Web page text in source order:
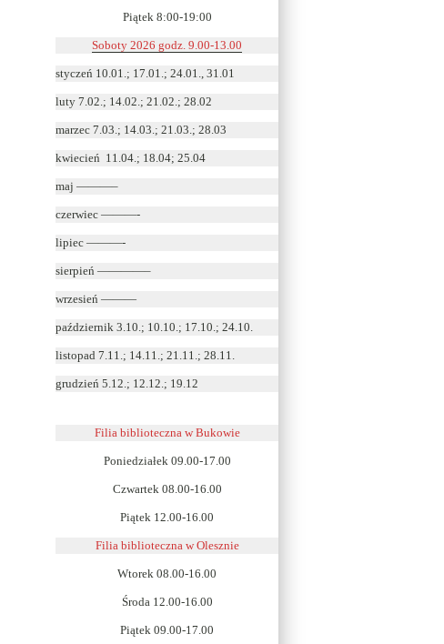
Piątek 8:00-19:00
Soboty 2026 godz. 9.00-13.00
styczeń 10.01.; 17.01.; 24.01., 31.01
luty 7.02.; 14.02.; 21.02.; 28.02
marzec 7.03.; 14.03.; 21.03.; 28.03
kwiecień 11.04.; 18.04; 25.04
maj ———–
czerwiec ———-
lipiec ———-
sierpień ————–
wrzesień ———
październik 3.10.; 10.10.; 17.10.; 24.10.
listopad 7.11.; 14.11.; 21.11.; 28.11.
grudzień 5.12.; 12.12.; 19.12
Filia biblioteczna w Bukowie
Poniedziałek 09.00-17.00
Czwartek 08.00-16.00
Piątek 12.00-16.00
Filia biblioteczna w Olesznie
Wtorek 08.00-16.00
Środa 12.00-16.00
Piątek 09.00-17.00